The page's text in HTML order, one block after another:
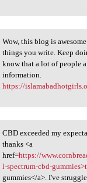
this blog is
Wow, this blog is
things you write. Keep
know that a lot of people
information.
https://
exceeded my
CBD exceeded my
thanks <a
href=https://
l-spectrum-cbd-
gummies</a>. I've